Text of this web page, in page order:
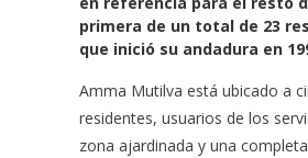
e
b
o
k
t
s
p
p
i
l
primera de un total de 23
que inició su andadura en
Amma Mutilva está ubicado a
residentes, usuarios de los
zona ajardinada y una